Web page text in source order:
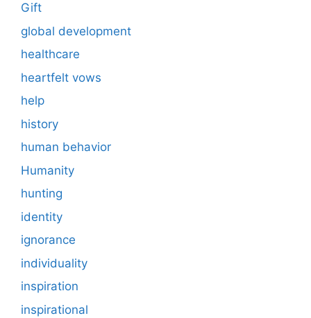
Gift
global development
healthcare
heartfelt vows
help
history
human behavior
Humanity
hunting
identity
ignorance
individuality
inspiration
inspirational